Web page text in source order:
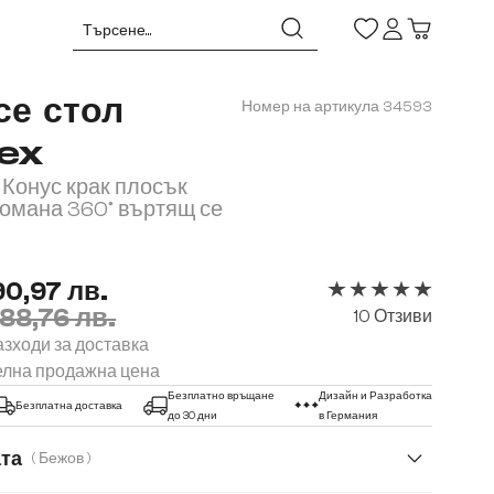
стол
крак плосък
360° въртящ се
Номер на артикула 34593
лв.
лв.
за доставка
продажна цена
Средна оценка за 5
10 Отзиви
Безплатна доставка
Безплатно връщане
до 30 дни
Дизайн и Разработка
в Германия
( Бежов )